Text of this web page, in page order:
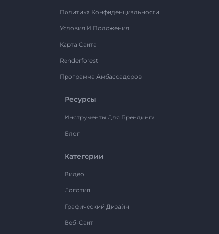
Политика Конфиденциальности
Условия И Положения
Карта Сайта
Renderforest
Программа Амбассадоров
Ресурсы
Инструменты Для Брендинга
Блог
Категории
Видео
Логотип
Графический Дизайн
Веб-Сайт